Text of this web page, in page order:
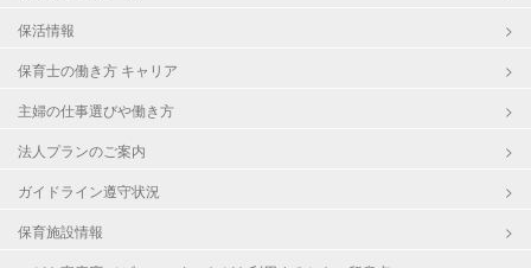
保活情報
保育士の働き方 キャリア
主婦の仕事選びや働き方
法人プランのご案内
ガイドライン遵守状況
保育施設情報